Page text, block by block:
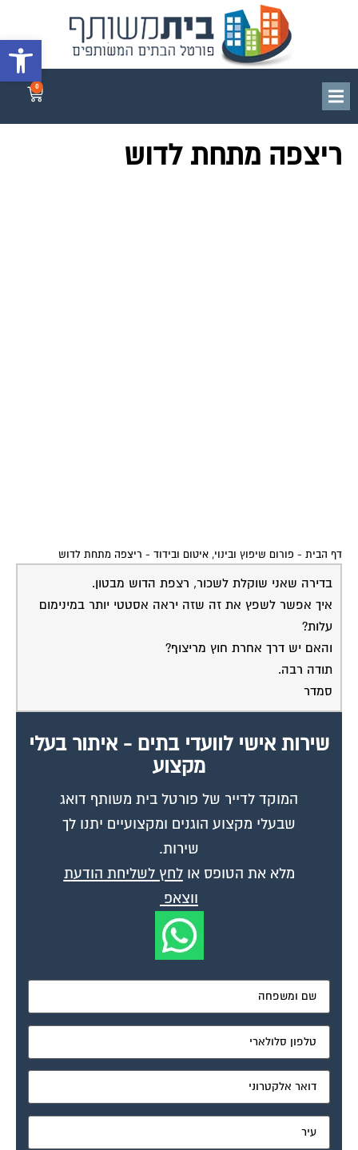
פתח
ריצפה מתחת לדוש
בדירה שאני שוקלת לשכור, רצפת הדוש מבטון.
איך אפשר לשפץ את זה שזה יראה אסטטי יותר במינימום
עלות?
והאם יש דרך אחרת חוץ מריצוף?
תודה רבה.
סמדר
מקצוע
המוקד לדייר של פורטל בית משותף דואג
שבעלי מקצוע הוגנים ומקצועיים יתנו לך
שירות.
מלא את הטופס אולחץ לשליחת הודעת
ווצאפ